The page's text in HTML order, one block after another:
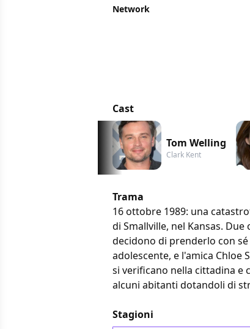
Network
Cast
Tom Welling
Clark Kent
Trama
16 ottobre 1989: una
di Smallville, nel Kansas.
decidono di prenderlo con
adolescente, e l'amica Chloe
si verificano nella cittadina e
alcuni abitanti dotandoli di
Stagioni